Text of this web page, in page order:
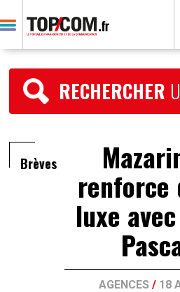
RECHERCHER
Brèves
renforce
luxe
AGENCES / 18